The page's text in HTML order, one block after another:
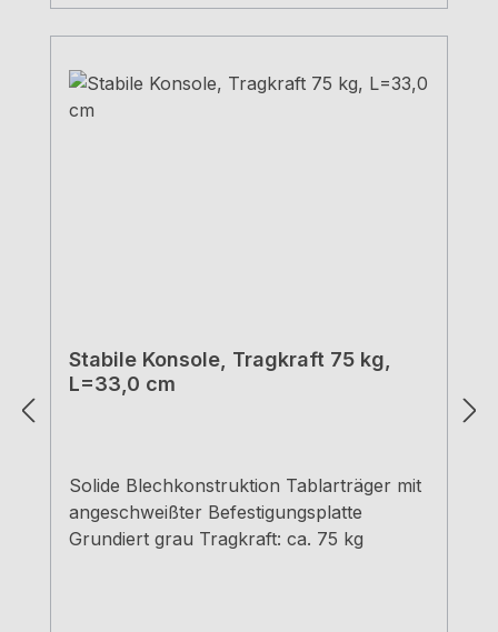
Stabile Konsole, Tragkraft 75 kg,
L=33,0 cm
Solide Blechkonstruktion Tablarträger mit
angeschweißter Befestigungsplatte
Grundiert grau Tragkraft: ca. 75 kg